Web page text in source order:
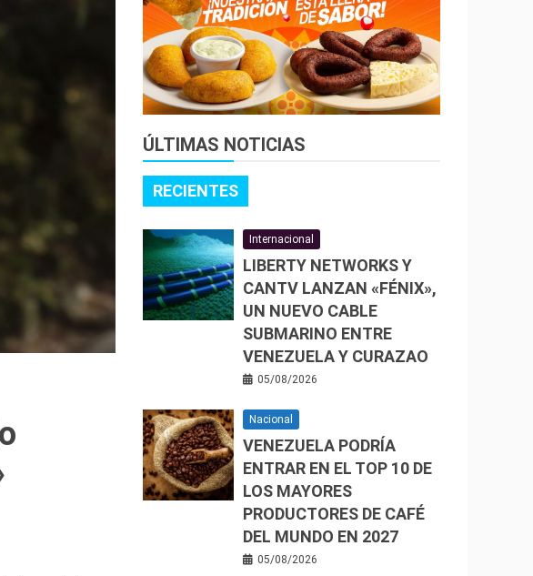
ÚLTIMAS NOTICIAS
RECIENTES
Internacional
LIBERTY NETWORKS Y
CANTV LANZAN «FÉNIX»,
UN NUEVO CABLE
SUBMARINO ENTRE
VENEZUELA Y CURAZAO
05/08/2026
Nacional
VENEZUELA PODRÍA
ENTRAR EN EL TOP 10 DE
LOS MAYORES
PRODUCTORES DE CAFÉ
DEL MUNDO EN 2027
05/08/2026